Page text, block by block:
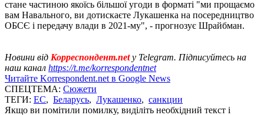
стане частиною якоїсь більшої угоди в форматі "ми прощаємо
вам Навального, ви дотискаєте Лукашенка на посередництво
ОБСЄ і передачу влади в 2021-му", - прогнозує Шрайбман.
Новини від Корреспондент.netу Telegram. Підписуйтесь на
наш канал https://t.me/korrespondentnet
Читайте Korrespondent.net в Google News
СПЕЦТЕМА: Сюжети
ТЕГИ: ЕС, Беларусь, Лукашенко, санкции
Якщо ви помітили помилку, виділіть необхідний текст і